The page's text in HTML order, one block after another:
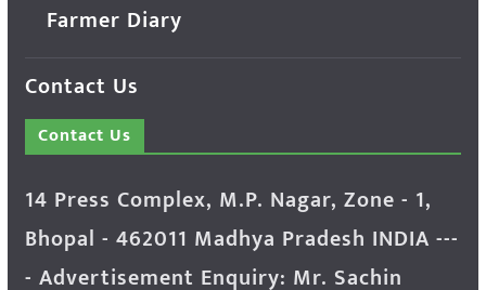
Farmer Diary
Contact Us
Contact Us
14 Press Complex, M.P. Nagar, Zone - 1,
Bhopal - 462011 Madhya Pradesh INDIA ---
- Advertisement Enquiry: Mr. Sachin